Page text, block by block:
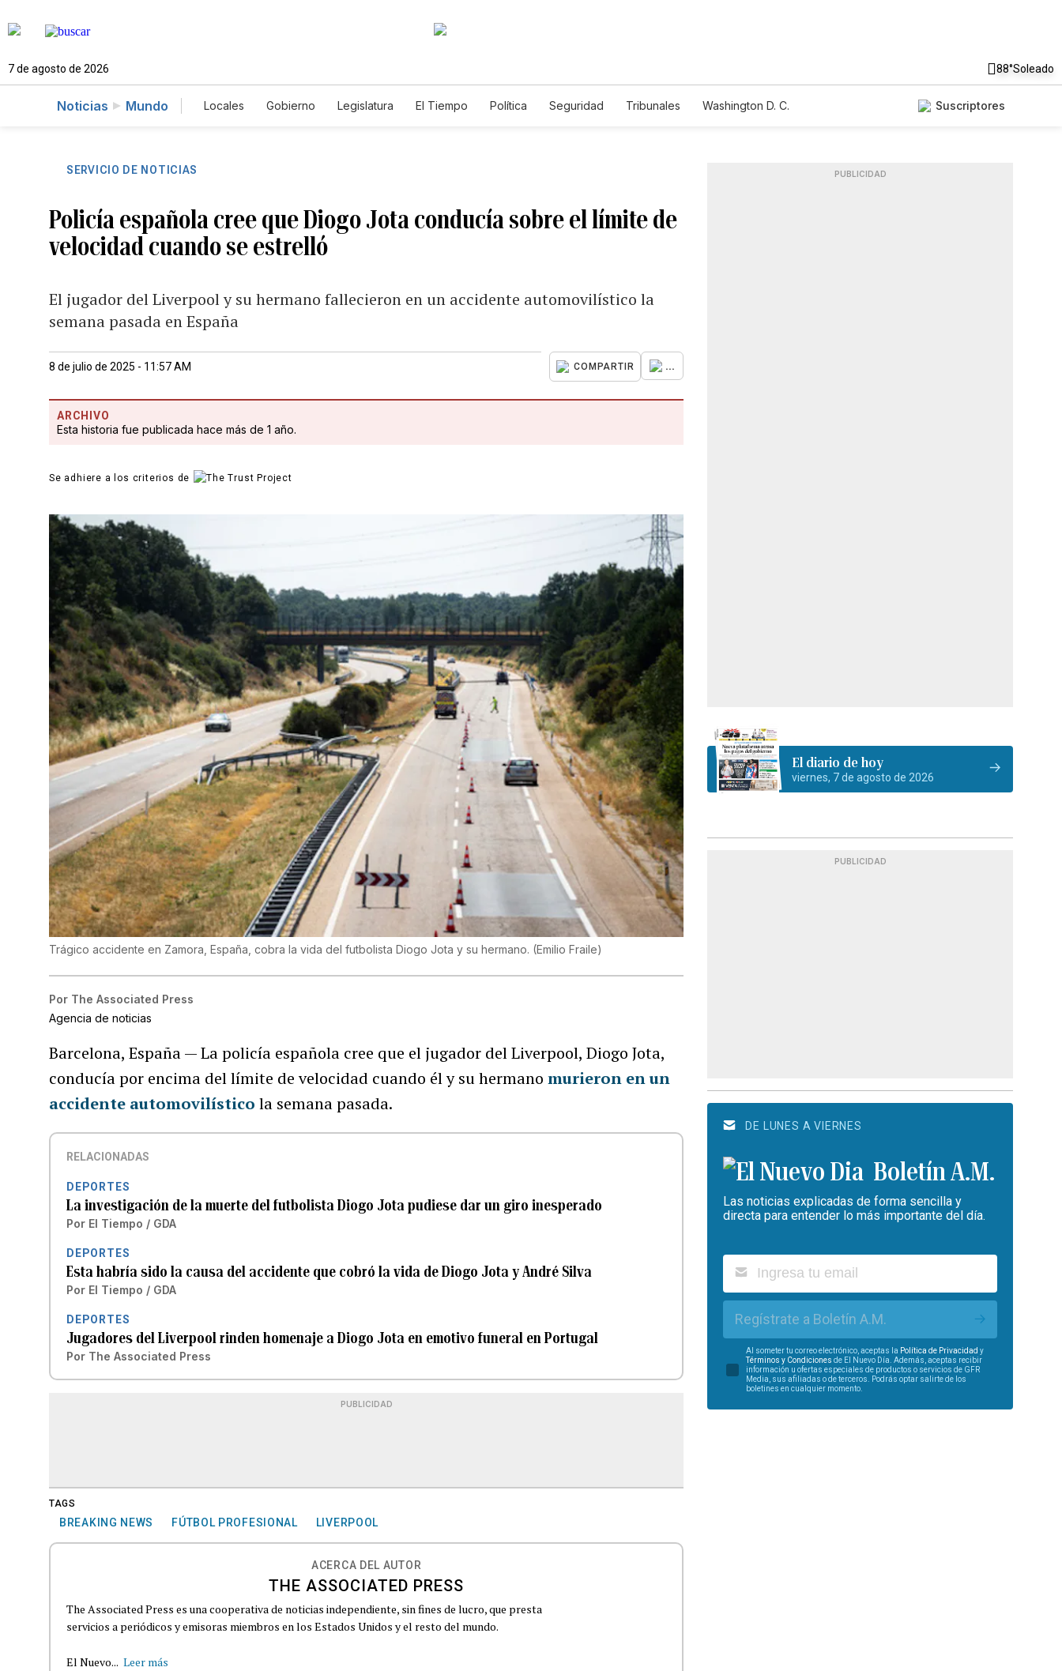
7 de agosto de 2026 88°Soleado
Noticias Mundo Locales Gobierno Legislatura El Tiempo Política Seguridad Tribunales
Washington D. C.
Suscriptores
SERVICIO DE NOTICIAS
Policía española cree que Diogo Jota conducía sobre el límite de
velocidad cuando se estrelló
El jugador del Liverpool y su hermano fallecieron en un accidente automovilístico la
semana pasada en España
8 de julio de 2025 - 11:57 AM COMPARTIR ...
ARCHIVO
Esta historia fue publicada hace más de 1 año.
Se adhiere a los criterios de
Trágico accidente en Zamora, España, cobra la vida del futbolista Diogo Jota y su hermano. (Emilio Fraile)
Por The Associated Press
Agencia de noticias
Barcelona, España — La policía española cree que el jugador del Liverpool, Diogo Jota,
conducía por encima del límite de velocidad cuando él y su hermano murieron en un
accidente automovilístico la semana pasada.
RELACIONADAS
DEPORTES
La investigación de la muerte del futbolista Diogo Jota pudiese dar un giro inesperado
Por El Tiempo / GDA
DEPORTES
Esta habría sido la causa del accidente que cobró la vida de Diogo Jota y André Silva
Por El Tiempo / GDA
DEPORTES
Jugadores del Liverpool rinden homenaje a Diogo Jota en emotivo funeral en Portugal
Por The Associated Press
PUBLICIDAD
TAGS
BREAKING NEWS FÚTBOL PROFESIONAL LIVERPOOL
ACERCA DEL AUTOR
THE ASSOCIATED PRESS
The Associated Press es una cooperativa de noticias independiente, sin fines de lucro, que presta
servicios a periódicos y emisoras miembros en los Estados Unidos y el resto del mundo.
El Nuevo... Leer más
PUBLICIDAD
El diario de hoy
viernes, 7 de agosto de 2026
PUBLICIDAD
DE LUNES A VIERNES
Boletín A.M.
Las noticias explicadas de forma sencilla y
directa para entender lo más importante del día.
Regístrate a Boletín A.M.
Al someter tu correo electrónico, aceptas la Política de Privacidad y
Términos y Condiciones de El Nuevo Día. Además, aceptas recibir
información u ofertas especiales de productos o servicios de GFR
Media, sus afiliadas o de terceros. Podrás optar salirte de los
boletines en cualquier momento.